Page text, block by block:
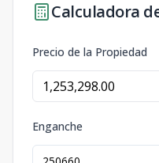
Calculadora
Precio de la Propiedad
Enganche